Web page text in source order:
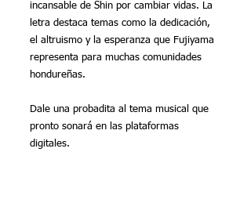
incansable de Shin por cambiar vidas. La
letra destaca temas como la dedicación,
el altruismo y la esperanza que Fujiyama
representa para muchas comunidades
hondureñas.
Dale una probadita al tema musical que
pronto sonará en las plataformas
digitales.